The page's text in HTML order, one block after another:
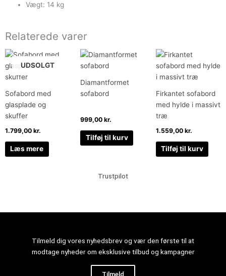
Vægt: 14 kg
Relaterede varer
UDSOLGT
Sofabord med
glasplade og
skuffer
1.799,00 kr.
Læs mere
Diamantformet
sofabord
999,00kr.
Tilføj til kurv
Firkantet sofabord
med hylde i massivt
træ
1.559,00 kr.
Tilføj til kurv
Trustpilot
Tilmeld dig vores nyhedsbrev og vær den første til at
modtage nyheder om eksklusive tilbud og kampagner
Tilmeld